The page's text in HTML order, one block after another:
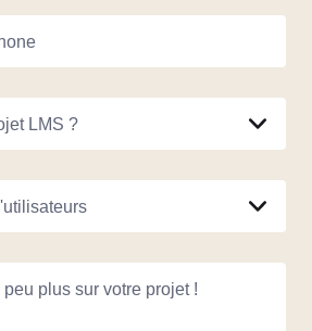
LMS ?
plus sur votre projet !